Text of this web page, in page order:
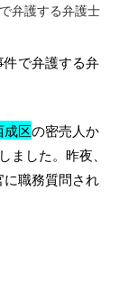
弁護する弁護士
で弁護する弁
成区の密売人か
ました。昨夜、
に職務質問され